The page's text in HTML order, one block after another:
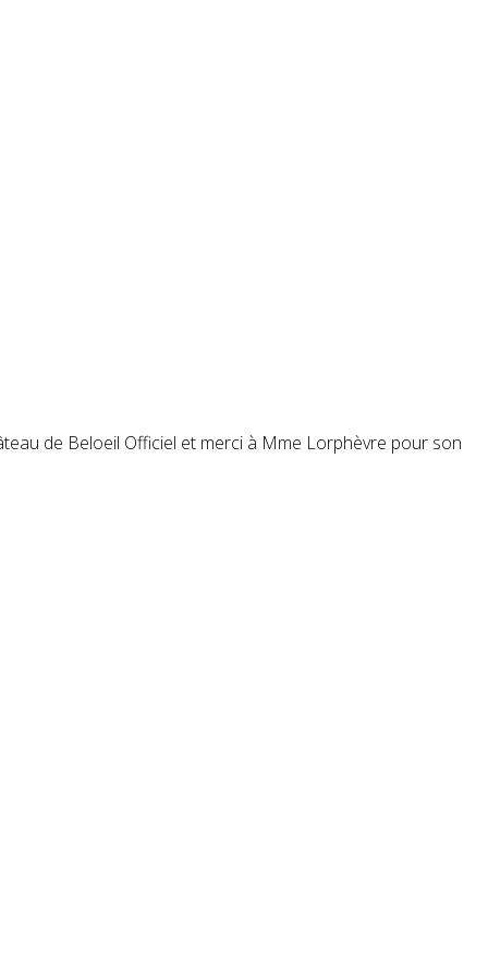
de Beloeil Officiel et merci à Mme Lorphèvre pour son